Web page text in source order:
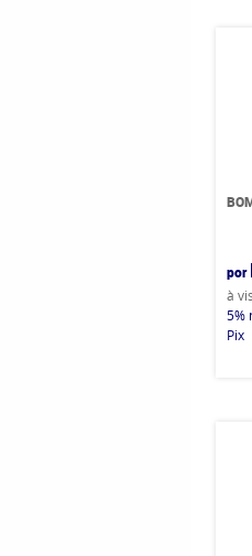
por
à
5%
Pix